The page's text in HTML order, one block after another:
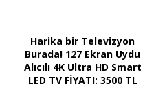
Harika bir Televizyon
Burada! 127 Ekran Uydu
Alıcılı 4K Ultra HD Smart
LED TV FİYATI: 3500 TL